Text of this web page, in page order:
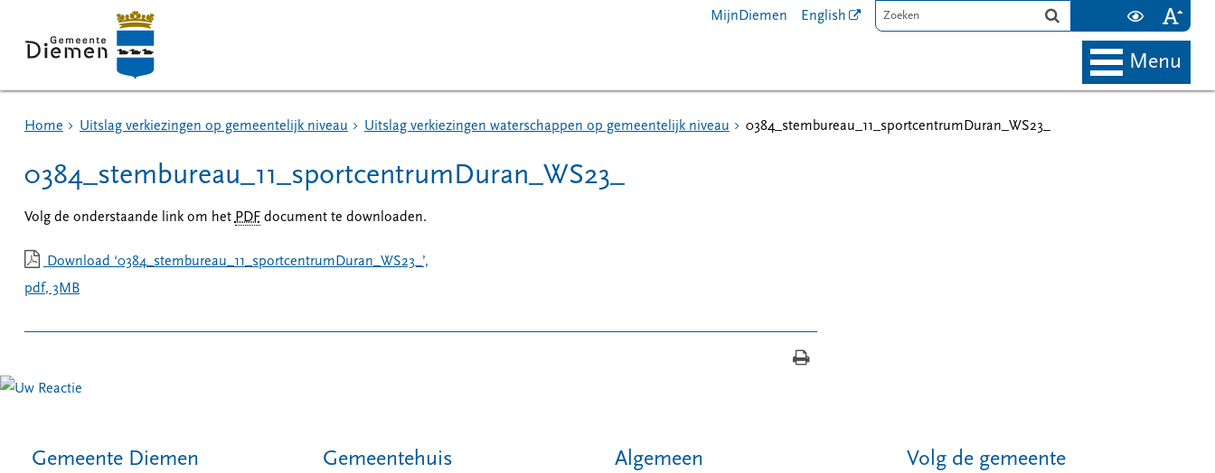
MijnDiemen English
menu
Home Uitslag verkiezingen op gemeentelijk niveau Uitslag verkiezingen waterschappen op gemeentelijk niveau 0384_stembureau_11_sportcentrumDuran_WS23_
0384_stembureau_11_sportcentrumDuran_WS23_
Volg de onderstaande link om het PDF document te downloaden.
Download ‘0384_stembureau_11_sportcentrumDuran_WS23_’,
pdf, 3MB
Gemeente Diemen Gemeentehuis Algemeen Volg de gemeente